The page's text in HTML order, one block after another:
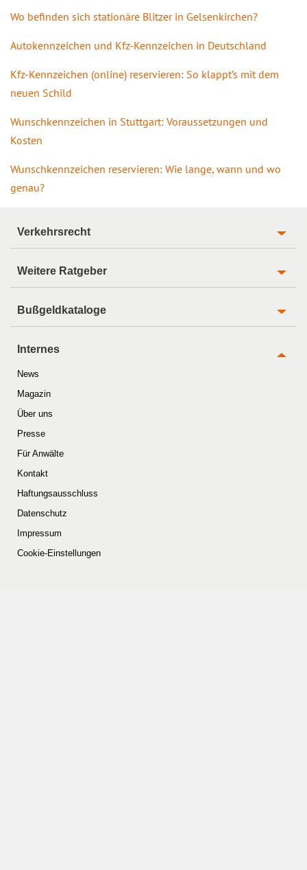
Wo befinden sich stationäre Blitzer in Gelsenkirchen?
Autokennzeichen und Kfz-Kennzeichen in Deutschland
Kfz-Kennzeichen (online) reservieren: So klappt’s mit dem
neuen Schild
Wunschkennzeichen in Stuttgart: Voraussetzungen und
Kosten
Wunschkennzeichen reservieren: Wie lange, wann und wo
genau?
Verkehrsrecht
Weitere Ratgeber
Bußgeldkataloge
Internes
News
Magazin
Über uns
Presse
Für Anwälte
Kontakt
Haftungsausschluss
Datenschutz
Impressum
Cookie-Einstellungen